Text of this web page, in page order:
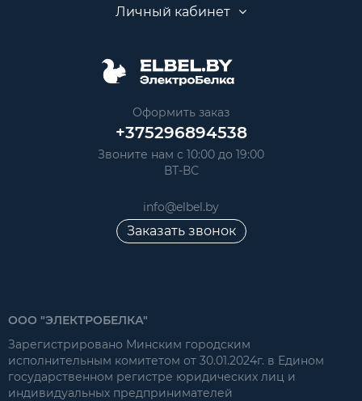
Личный кабинет
Оформить заказ
+375296894538
Звоните нам с 10:00 до 19:00
ВТ-ВС
info@elbel.by
Заказать звонок
ООО "ЭЛЕКТРОБЕЛКА"
Зарегистрировано Минским городским
исполнительным комитетом от 30.01.2024г. в Едином
государственном регистре юридических лиц и
индивидуальных предпринимателей